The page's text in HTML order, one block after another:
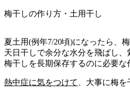
梅干しの作り方・土用干し
夏土用(例年7/20頃)になったら、
天日干しで余分な水分を飛ばし
梅干しを長期保存するのに必要な
熱中症に気をつけて 、大事に梅を